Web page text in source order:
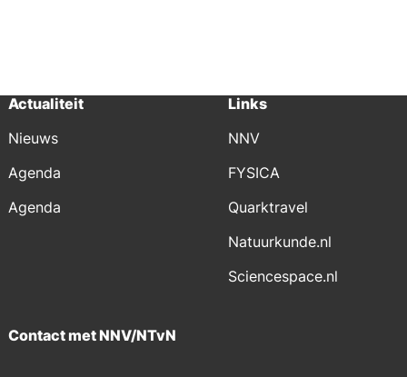
Actualiteit
Nieuws
Agenda
Agenda
Links
NNV
FYSICA
Quarktravel
Natuurkunde.nl
Sciencespace.nl
Contact met NNV/NTvN